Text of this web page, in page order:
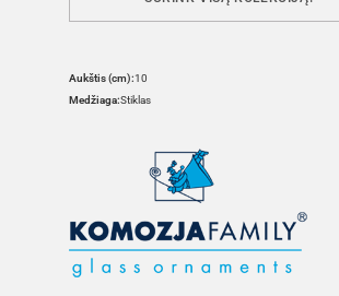
Aukštis (cm):10
Medžiaga:Stiklas